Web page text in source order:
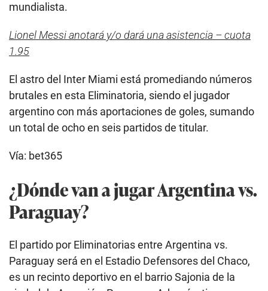
mundialista.
Lionel Messi anotará y/o dará una asistencia – cuota
1.95
El astro del Inter Miami está promediando números
brutales en esta Eliminatoria, siendo el jugador
argentino con más aportaciones de goles, sumando
un total de ocho en seis partidos de titular.
Vía: bet365
¿Dónde van a jugar Argentina vs.
Paraguay?
El partido por Eliminatorias entre Argentina vs.
Paraguay será en el Estadio Defensores del Chaco,
es un recinto deportivo en el barrio Sajonia de la